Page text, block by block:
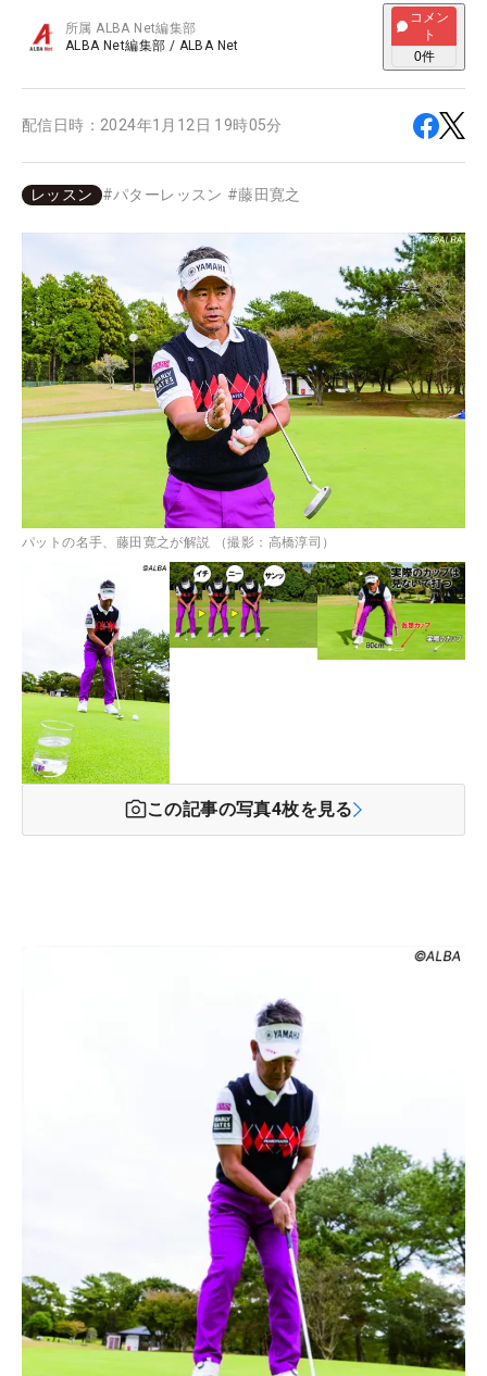
所属ALBA Net編集部
ALBA Net編集部 / ALBA Net
コメン
ト
0件
配信日時： 2024年1月12日 19時05分
レッスン #パターレッスン #藤田寛之
パットの名手、藤田寛之が解説 （撮影：高橋淳司）
この記事の写真4枚を見る